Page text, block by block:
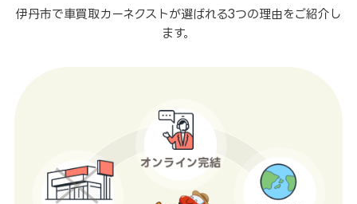
伊丹市で車買取カーネクストが選ばれる3つの理由をご紹介し
ます。